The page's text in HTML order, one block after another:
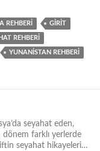
REHBERİ GİRİT
REHBERİ
YUNANİSTAN REHBERİ
seyahat eden,
farklı yerlerde
seyahat hikayeleri…